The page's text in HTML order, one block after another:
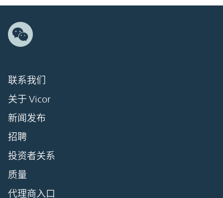
联系我们
关于 Vicor
新闻发布
招聘
投资者关系
质量
代理商入口